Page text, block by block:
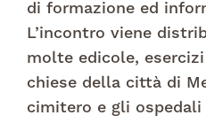
di formazione ed
L’incontro viene
molte edicole,
chiese della città di
cimitero e gli